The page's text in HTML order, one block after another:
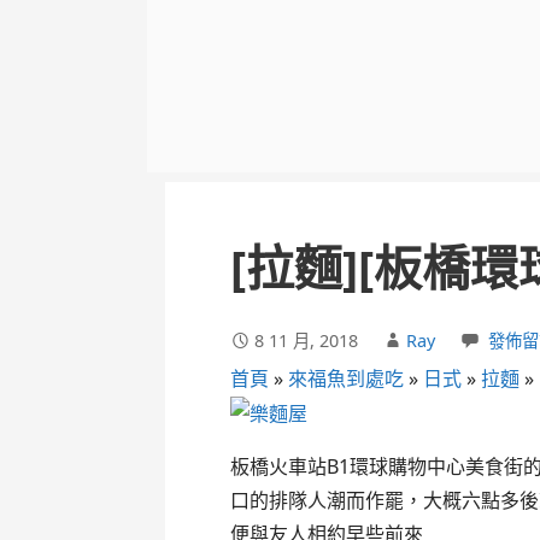
[拉麵][板橋環
8 11 月, 2018 Ray 發佈
首頁 » 來福魚到處吃» 日式»拉麵»
板橋火車站B1環球購物中心美食街
口的排隊人潮而作罷，大概六點多
便與友人相約早些前來